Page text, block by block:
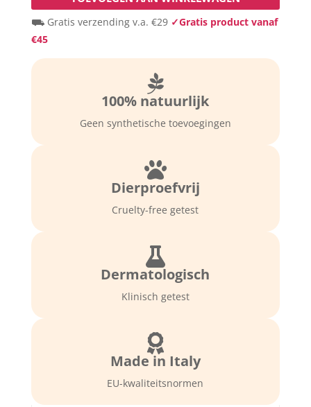
puur
natuurlijke,
antibacteriële,
vloeibare
handen.
(fles
⛟ Gratis verzending v.a. €29 ✓Gratis product vanaf
€45

100% natuurlijk
Geen synthetische toevoegingen

Dierproefvrij
Cruelty-free getest

Dermatologisch
Klinisch getest

Made in Italy
EU-kwaliteitsnormen